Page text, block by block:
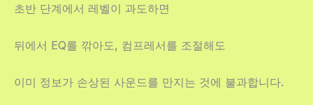
초반 단계에서 레벨이 과도하면
뒤에서 EQ를 깎아도, 컴프레서를 조절해도
이미 정보가 손상된 사운드를 만지는 것에 불과합니다.